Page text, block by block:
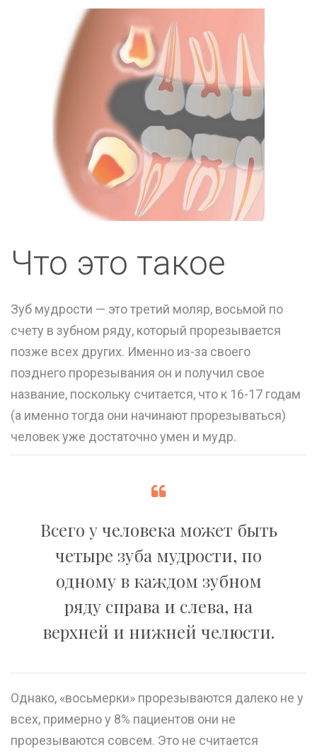
Что это такое
Зуб мудрости — это третий моляр, восьмой по
счету в зубном ряду, который прорезывается
позже всех других. Именно из-за своего
позднего прорезывания он и получил свое
название, поскольку считается, что к 16-17 годам
(а именно тогда они начинают прорезываться)
человек уже достаточно умен и мудр.
Всего у человека может быть
четыре зуба мудрости, по
одному в каждом зубном
ряду справа и слева, на
верхней и нижней челюсти.
Однако, «восьмерки» прорезываются далеко не у
всех, примерно у 8% пациентов они не
прорезываются совсем. Это не считается